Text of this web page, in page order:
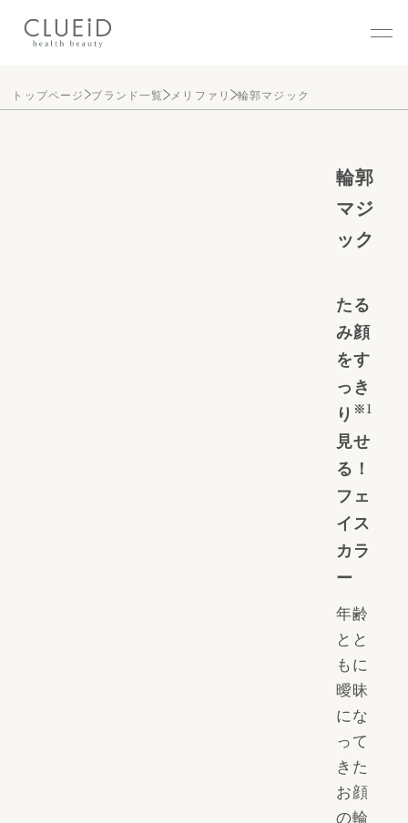
トップページ ブランド一覧 メリファリ 輪郭マジック
輪郭
マジ
ック
たる
み顔
をす
っき
り ※1
見せ
る！
フェ
イス
カラ
ー
年齢
とと
もに
曖昧
にな
って
きた
お顔
の輪